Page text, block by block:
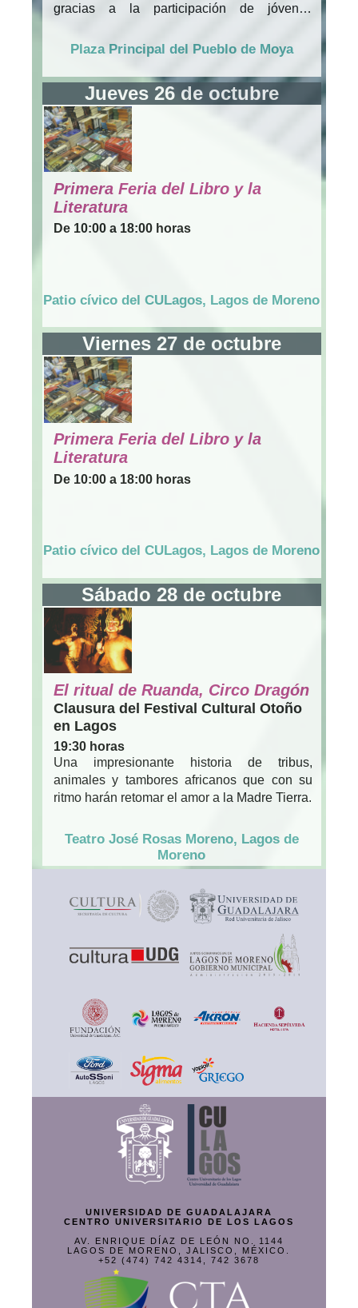
gracias a la participación de jóvenes
a sus actividades académicas, se han
manifestado musicalmente haciendo uso de
esa libertad de expresión.
Plaza Principal del Pueblo de Moya
Jueves 26 de octubre
Primera Feria del Libro y la
Literatura
De 10:00 a 18:00 horas
Patio cívico del CULagos, Lagos de Moreno
Viernes 27 de octubre
Primera Feria del Libro y la
Literatura
De 10:00 a 18:00 horas
Patio cívico del CULagos, Lagos de Moreno
Sábado 28 de octubre
El ritual de Ruanda, Circo Dragón
Clausura del Festival Cultural Otoño
en Lagos
19:30 horas
Una impresionante historia de tribus,
animales y tambores africanos que con su
ritmo harán retomar el amor a la Madre Tierra.
Teatro José Rosas Moreno, Lagos de
Moreno
UNIVERSIDAD DE GUADALAJARA
CENTRO UNIVERSITARIO DE LOS LAGOS
AV. ENRIQUE DÍAZ DE LEÓN NO. 1144
LAGOS DE MORENO, JALISCO, MÉXICO.
+52 (474) 742 4314, 742 3678